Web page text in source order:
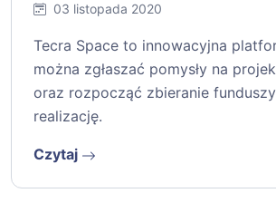
03 listopada 2020
Tecra Space to innowacyjna
można zgłaszać pomysły na
oraz rozpocząć zbieranie
realizację.
Czytaj